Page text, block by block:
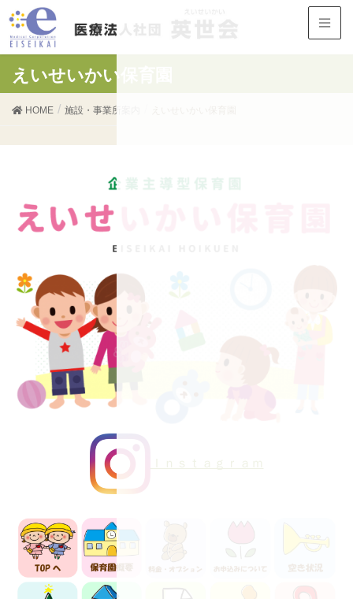
えいせいかい保育園
HOME 施設・事業所案内
Ｉｎｓｔａｇｒａｍ